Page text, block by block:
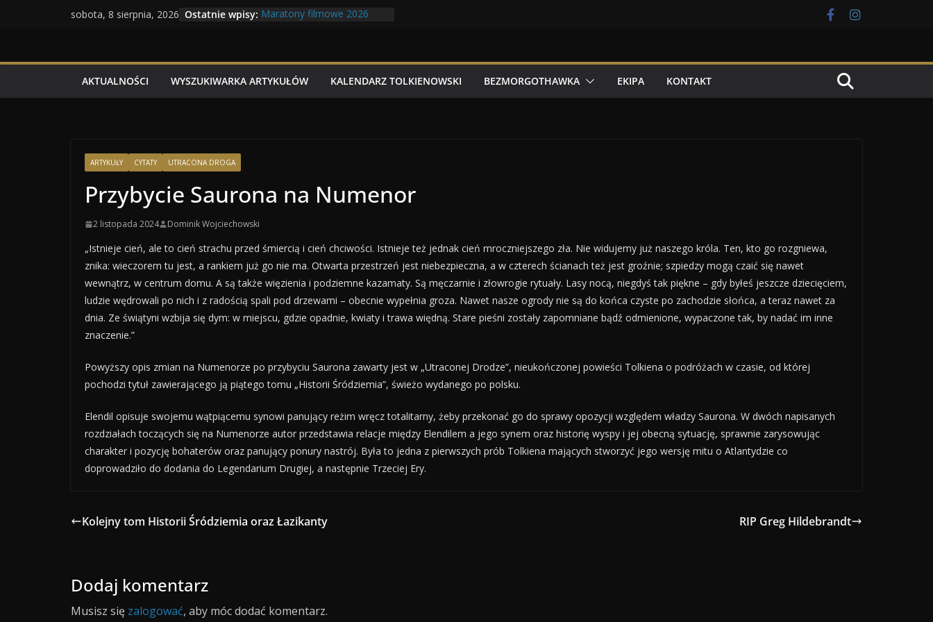
sobota, 8 sierpnia, 2026 Ostatnie wpisy: Maratony filmowe 2026
AKTUALNOŚCI
WYSZUKIWARKA ARTYKUŁÓW KALENDARZ TOLKIENOWSKI BEZMORGOTHAWKA EKIPA KONTAKT
ARTYKUŁY CYTATY UTRACONA DROGA
Przybycie Saurona na Numenor
2 listopada 2024 Dominik Wojciechowski
„Istnieje cień, ale to cień strachu przed śmiercią i cień chciwości. Istnieje też jednak cień mroczniejszego zła. Nie widujemy już naszego króla. Ten, kto go rozgniewa,
znika: wieczorem tu jest, a rankiem już go nie ma. Otwarta przestrzeń jest niebezpieczna, a w czterech ścianach też jest groźnie; szpiedzy mogą czaić się nawet
wewnątrz, w centrum domu. A są także więzienia i podziemne kazamaty. Są męczarnie i złowrogie rytuały. Lasy nocą, niegdyś tak piękne – gdy byłeś jeszcze dziecięciem,
ludzie wędrowali po nich i z radością spali pod drzewami – obecnie wypełnia groza. Nawet nasze ogrody nie są do końca czyste po zachodzie słońca, a teraz nawet za
dnia. Ze świątyni wzbija się dym: w miejscu, gdzie opadnie, kwiaty i trawa więdną. Stare pieśni zostały zapomniane bądź odmienione, wypaczone tak, by nadać im inne
znaczenie.”
Powyższy opis zmian na Numenorze po przybyciu Saurona zawarty jest w „Utraconej Drodze”, nieukończonej powieści Tolkiena o podróżach w czasie, od której
pochodzi tytuł zawierającego ją piątego tomu „Historii Śródziemia”, świeżo wydanego po polsku.
Elendil opisuje swojemu wątpiącemu synowi panujący reżim wręcz totalitarny, żeby przekonać go do sprawy opozycji względem władzy Saurona. W dwóch napisanych
rozdziałach toczących się na Numenorze autor przedstawia relacje między Elendilem a jego synem oraz historię wyspy i jej obecną sytuację, sprawnie zarysowując
charakter i pozycję bohaterów oraz panujący ponury nastrój. Była to jedna z pierwszych prób Tolkiena mających stworzyć jego wersję mitu o Atlantydzie co
doprowadziło do dodania do Legendarium Drugiej, a następnie Trzeciej Ery.
Kolejny tom Historii Śródziemia oraz Łazikanty RIP Greg Hildebrandt
Dodaj komentarz
Musisz się zalogować, aby móc dodać komentarz.